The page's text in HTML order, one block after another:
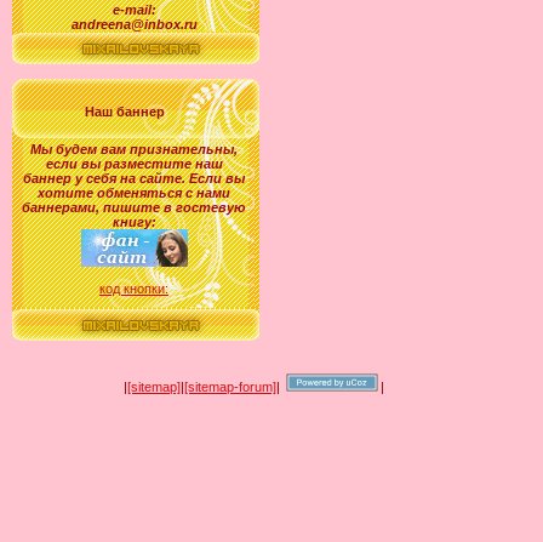
e-mail:
andreena@inbox.ru
Наш баннер
Мы будем вам признательны,
если вы разместите наш
баннер у себя на сайте. Если вы
хотите обменяться с нами
баннерами, пишите в гостевую
книгу:
код кнопки:
|[sitemap]|[sitemap-forum]| |